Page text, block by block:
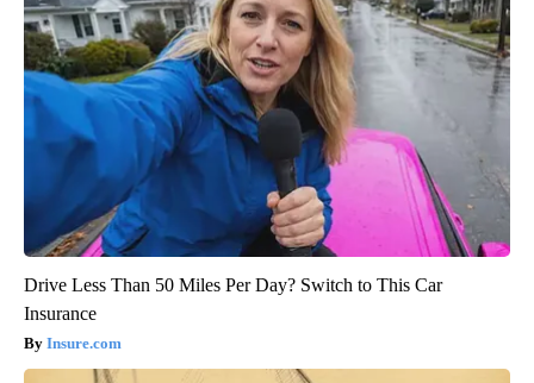
Drive Less Than 50 Miles Per Day? Switch to This Car
Insurance
Insure.com